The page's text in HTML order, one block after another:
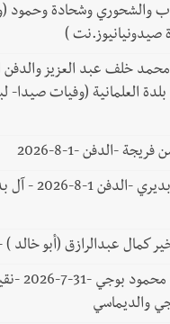
والشحوري وشحادة وحمود
صيدونيانيوز.نت )
بلدة العلمانية (وفيات صيدا-
-الدفن -1-8-2026
وفاة بدرية
كمال عبدالرازق (أبو خالد ) -31-7-
وفاة الحاج
والديماسي